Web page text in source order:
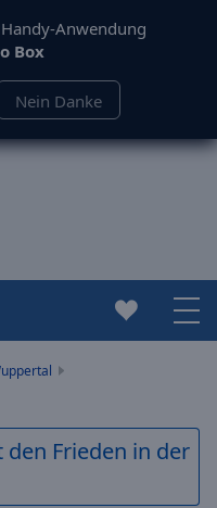
Anwendung
Box
Nein Danke
den Frieden in der